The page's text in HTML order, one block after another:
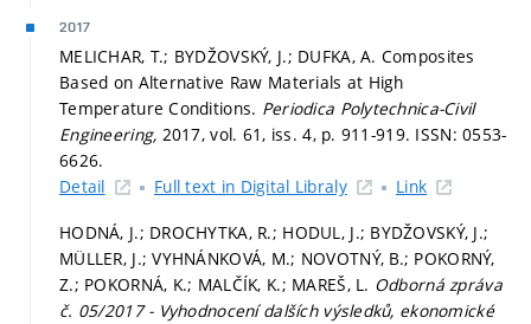
2017
MELICHAR, T.; BYDŽOVSKÝ, J.; DUFKA, A. Composites
Based on Alternative Raw Materials at High
Temperature Conditions. Periodica Polytechnica-Civil
Engineering, 2017, vol. 61, iss. 4, p. 911-919. ISSN: 0553-
6626.
Detail
Full text in Digital Libraly Link
HODNÁ, J.; DROCHYTKA, R.; HODUL, J.; BYDŽOVSKÝ, J.;
MÜLLER, J.; VYHNÁNKOVÁ, M.; NOVOTNÝ, B.; POKORNÝ,
Z.; POKORNÁ, K.; MALČÍK, K.; MAREŠ, L. Odborná zpráva
č. 05/2017 - Vyhodnocení dalších výsledků, ekonomické